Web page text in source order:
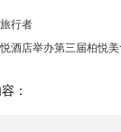
行者
酒店举办第三届柏悦
：